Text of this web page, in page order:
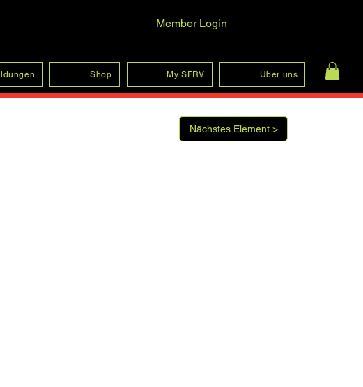
Anmelden
Member Login
Shop My SFRV Über uns
Nächstes Element >